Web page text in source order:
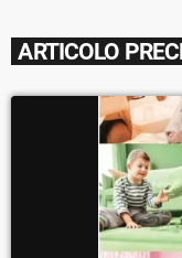
ARTICOLO